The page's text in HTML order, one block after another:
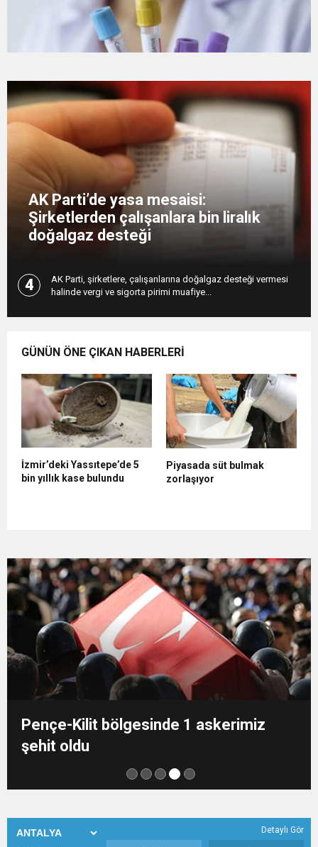
Dana karkas alım fiyatın kilogram başına 2 TL
16:44
çıkışını yorumladı
19:12 Endonezya’da futbol maçında izdiham: 125
ölü
AK Parti’de yasa mesaisi:
Şirketlerden çalışanlara bin liralık
doğalgaz desteği
4
AK Parti, şirketlere, çalışanlarına doğalgaz desteği vermesi
halinde vergi ve sigorta pirimi muafiye...
GÜNÜN ÖNE ÇIKAN HABERLERİ
İzmir’deki Yassıtepe’de 5
bin yıllık kase bulundu
Piyasada süt bulmak
zorlaşıyor
Pençe-Kilit bölgesinde 1 askerimiz
şehit oldu
Detaylı Gör